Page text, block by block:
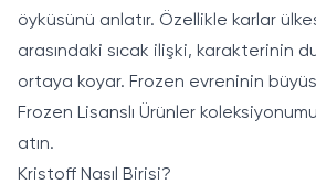
öyküsünü anlatır. Özellikle karlar
arasındaki sıcak ilişki, karakterinin
ortaya koyar. Frozen evreninin
Frozen Lisanslı Ürünler
atın.
Kristoff Nasıl Birisi?